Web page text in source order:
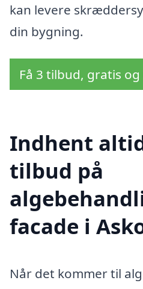
kan levere
din bygning.
Få 3 tilbud, gratis
Indhent
tilbud på
facade i
Når det kommer til